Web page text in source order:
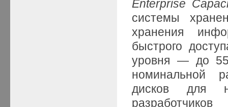
Enterprise
системы
хранения
быстрого
уровня — до
номинальной
дисков для